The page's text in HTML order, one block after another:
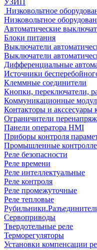
УЗИП
Низковольтное
Низковольтное
Автоматические
Блоки питания
Выключатели
Выключатели
Дифференциальные
Источники
Клеммные соединители
Кнопки, переключатели,
Коммуникационные
Контакторы и акссесуары
Ограничители
Панели оператора HMI
Приборы контроля
Промышленные
Реле безопасности
Реле времени
Реле интеллектуальные
Реле контроля
Реле промежуточные
Реле тепловые
Сервоприводы
Твердотельные реле
Терморегуляторы
Установки компенсации